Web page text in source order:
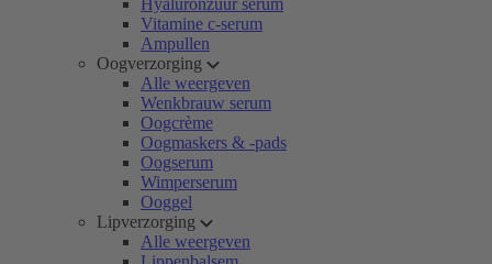
Hyaluronzuur serum
Vitamine c-serum
Ampullen
Oogverzorging
Alle weergeven
Wenkbrauw serum
Oogcrème
Oogmaskers & -pads
Oogserum
Wimperserum
Ooggel
Lipverzorging
Alle weergeven